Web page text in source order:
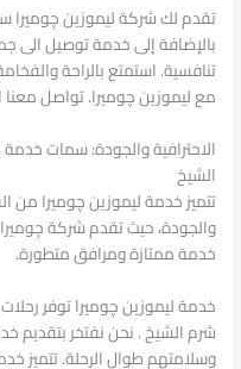
تقدم لك شركة ليموزين چوميرا
بالإضافة إلى خدمة توصيل الى
تنافسية. استمتع بالراحة
مع ليموزين چوميرا. تواصل معنا
الاحترافية والجودة: سمات
الشيخ
تتميز خدمة ليموزين چوميرا من
والجودة، حيث تقدم شركة
خدمة ممتازة ومرافق متطورة.
خدمة ليموزين چوميرا توفر
شرم الشيخ . نحن نفتخر بتقديم
وسلامتهم طوال الرحلة. تتميز